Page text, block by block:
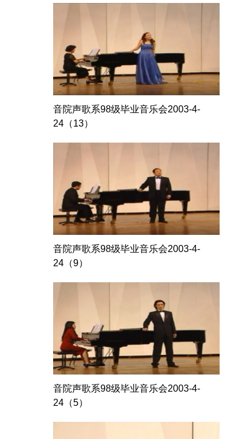
音院声歌系98级毕业音乐会2003-4-
24（13）
音院声歌系98级毕业音乐会2003-4-
24（9）
音院声歌系98级毕业音乐会2003-4-
24（5）